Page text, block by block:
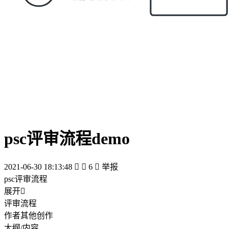
psc评审流程demo
2021-06-30 18:13:48   6  举报
psc评审流程
展开
评审流程
作者其他创作